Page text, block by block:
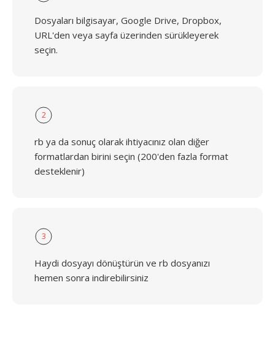
Dosyaları bilgisayar, Google Drive, Dropbox,
URL'den veya sayfa üzerinden sürükleyerek
seçin.
2
rb ya da sonuç olarak ihtiyacınız olan diğer
formatlardan birini seçin (200'den fazla format
desteklenir)
3
Haydi dosyayı dönüştürün ve rb dosyanızı
hemen sonra indirebilirsiniz